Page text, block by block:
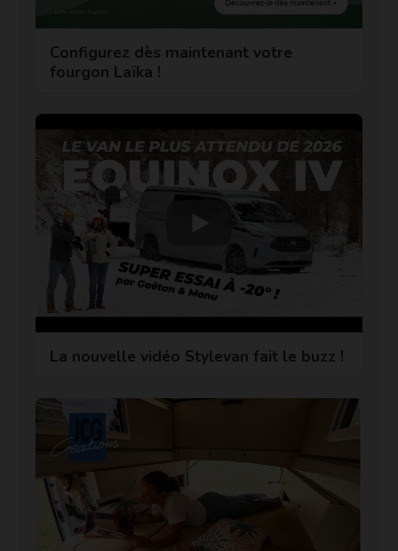
Configurez dès maintenant votre
fourgon Laïka !
La nouvelle vidéo Stylevan fait le buzz !